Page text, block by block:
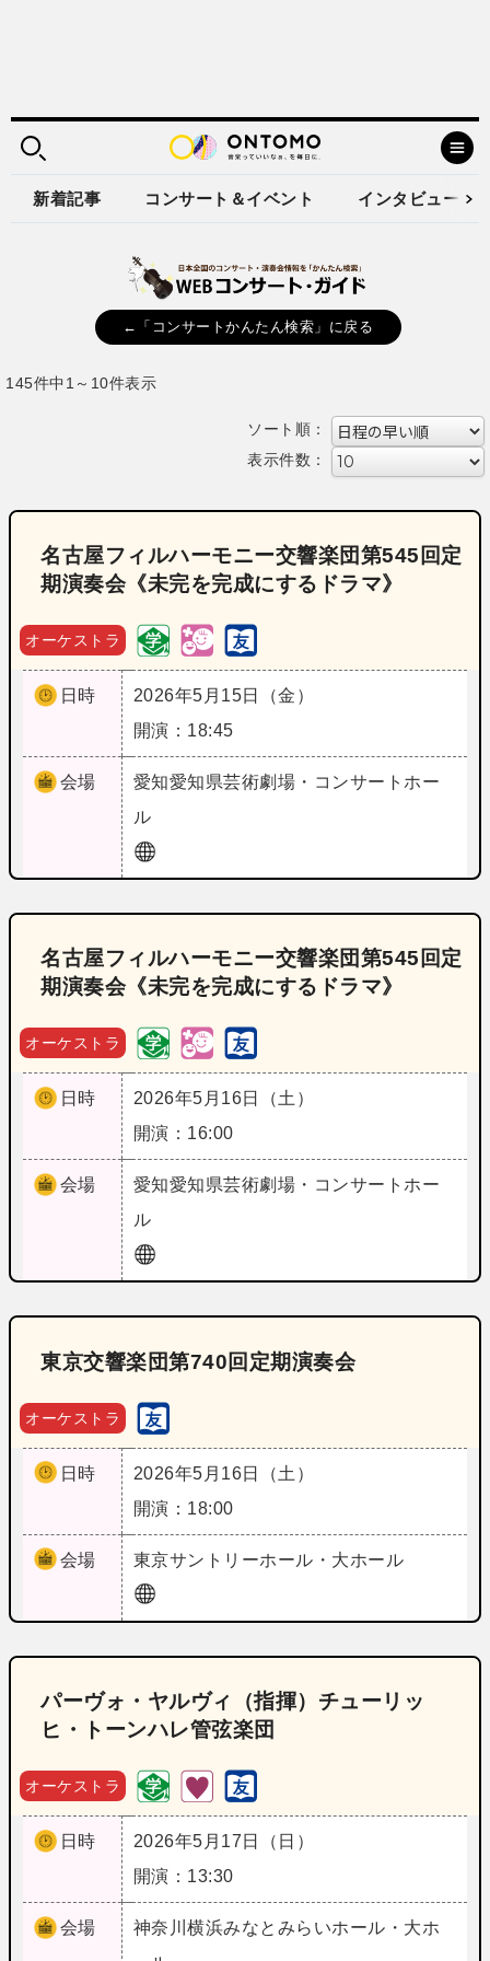
新着記事 コンサート＆イベント インタビュー
←「コンサートかんたん検索」に戻る
145件中1～10件表示
ソート順：
表示件数：
名古屋フィルハーモニー交響楽団第545回定
期演奏会《未完を完成にするドラマ》
オーケストラ
日時
2026年5月15日（金）
開演：18:45
会場 愛知愛知県芸術劇場・コンサートホー
ル
名古屋フィルハーモニー交響楽団第545回定
期演奏会《未完を完成にするドラマ》
オーケストラ
日時
2026年5月16日（土）
開演：16:00
会場 愛知愛知県芸術劇場・コンサートホー
ル
東京交響楽団第740回定期演奏会
オーケストラ
日時
2026年5月16日（土）
開演：18:00
会場 東京サントリーホール・大ホール
パーヴォ・ヤルヴィ（指揮）チューリッ
ヒ・トーンハレ管弦楽団
オーケストラ
日時
2026年5月17日（日）
開演：13:30
会場 神奈川横浜みなとみらいホール・大ホ